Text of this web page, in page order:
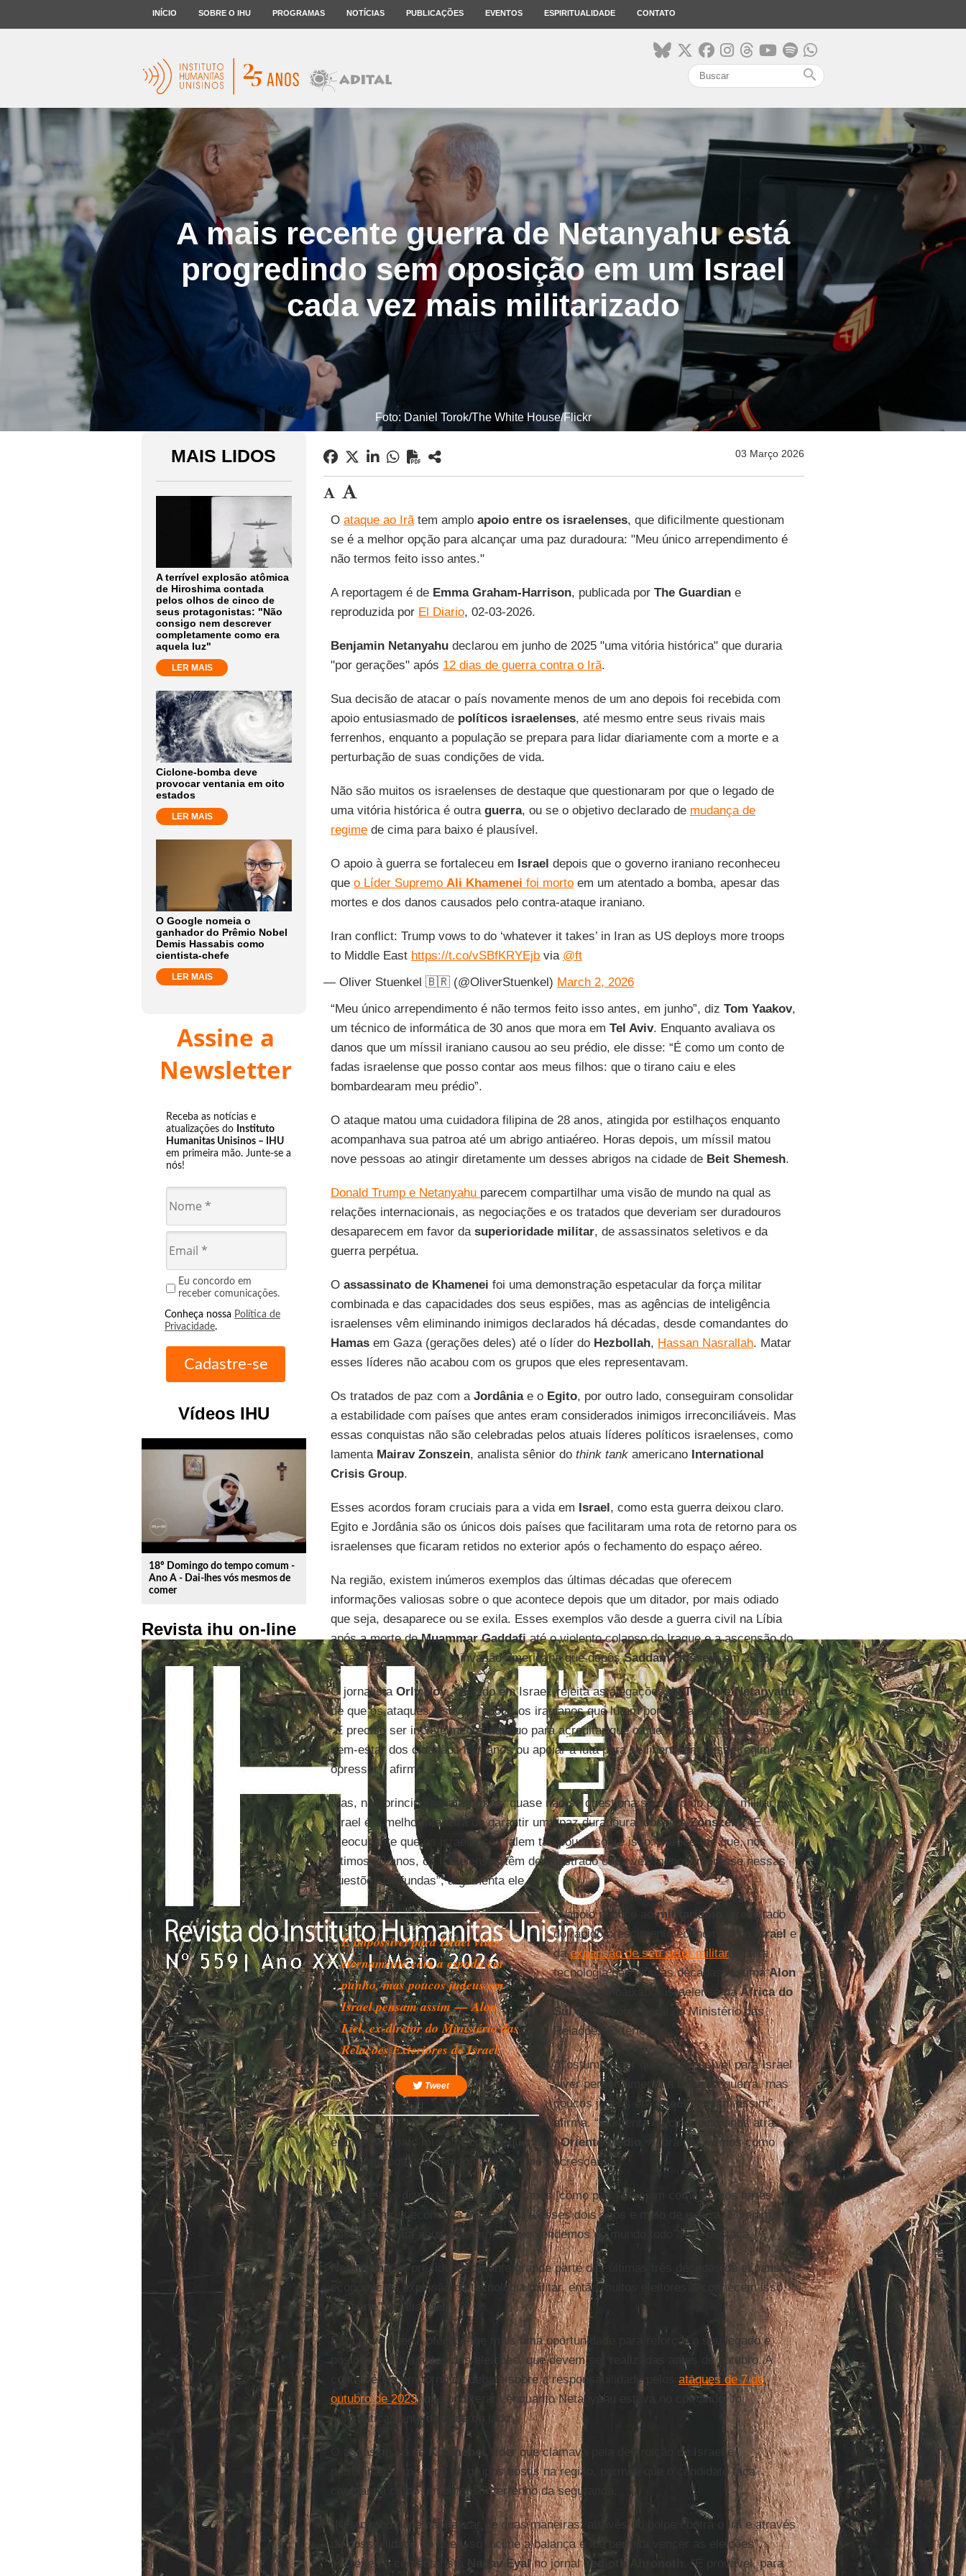
INÍCIO SOBRE O IHU PROGRAMAS NOTÍCIAS PUBLICAÇÕES EVENTOS ESPIRITUALIDADE CONTATO
search
A mais recente guerra de Netanyahu está
progredindo sem oposição em um Israel
cada vez mais militarizado
Foto: Daniel Torok/The White House/Flickr
MAIS LIDOS
A terrível explosão atômica
de Hiroshima contada
pelos olhos de cinco de
seus protagonistas: "Não
consigo nem descrever
completamente como era
aquela luz"
LER MAIS
Ciclone-bomba deve
provocar ventania em oito
estados
LER MAIS
O Google nomeia o
ganhador do Prêmio Nobel
Demis Hassabis como
cientista-chefe
LER MAIS
Assine a
Newsletter
Receba as notícias e
atualizações do Instituto
Humanitas Unisinos – IHU
em primeira mão. Junte-se a
nós!
Eu concordo em
receber comunicações.
Conheça nossa Política de
Privacidade.
Vídeos IHU
play_circle_outline
18º Domingo do tempo comum -
Ano A - Dai-lhes vós mesmos de
comer
Revista ihu on-line
03 Março 2026
O ataque ao Irãtem amplo apoio entre os israelenses, que dificilmente questionam
se é a melhor opção para alcançar uma paz duradoura: "Meu único arrependimento é
não termos feito isso antes."
A reportagem é de Emma Graham-Harrison, publicada por The Guardiane
reproduzida por El Diario, 02-03-2026.
Benjamin Netanyahudeclarou em junho de 2025 "uma vitória histórica" ​​que duraria
"por gerações" após 12 dias de guerra contra o Irã.
Sua decisão de atacar o país novamente menos de um ano depois foi recebida com
apoio entusiasmado de políticos israelenses, até mesmo entre seus rivais mais
ferrenhos, enquanto a população se prepara para lidar diariamente com a morte e a
perturbação de suas condições de vida.
Não são muitos os israelenses de destaque que questionaram por que o legado de
uma vitória histórica é outra guerra, ou se o objetivo declarado de mudança de
regimede cima para baixo é plausível.
O apoio à guerra se fortaleceu em Israel depois que o governo iraniano reconheceu
que o Líder Supremo Ali Khamenei foi mortoem um atentado a bomba, apesar das
mortes e dos danos causados ​​pelo contra-ataque iraniano.
Iran conflict: Trump vows to do ‘whatever it takes’ in Iran as US deploys more troops
to Middle East https://t.co/vSBfKRYEjbvia @ft
— Oliver Stuenkel 🇧🇷 (@OliverStuenkel) March 2, 2026
“Meu único arrependimento é não termos feito isso antes, em junho”, diz Tom Yaakov,
um técnico de informática de 30 anos que mora em Tel Aviv. Enquanto avaliava os
danos que um míssil iraniano causou ao seu prédio, ele disse: “É como um conto de
fadas israelense que posso contar aos meus filhos: que o tirano caiu e eles
bombardearam meu prédio”.
O ataque matou uma cuidadora filipina de 28 anos, atingida por estilhaços enquanto
acompanhava sua patroa até um abrigo antiaéreo. Horas depois, um míssil matou
nove pessoas ao atingir diretamente um desses abrigos na cidade de Beit Shemesh.
Donald Trump e Netanyahu parecem compartilhar uma visão de mundo na qual as
relações internacionais, as negociações e os tratados que deveriam ser duradouros
desaparecem em favor da superioridade militar, de assassinatos seletivos e da
guerra perpétua.
O assassinato de Khamenei foi uma demonstração espetacular da força militar
combinada e das capacidades dos seus espiões, mas as agências de inteligência
israelenses vêm eliminando inimigos declarados há décadas, desde comandantes do
Hamasem Gaza (gerações deles) até o líder do Hezbollah, Hassan Nasrallah. Matar
esses líderes não acabou com os grupos que eles representavam.
Os tratados de paz com a Jordâniae o Egito, por outro lado, conseguiram consolidar
a estabilidade com países que antes eram considerados inimigos irreconciliáveis. Mas
essas conquistas não são celebradas pelos atuais líderes políticos israelenses, como
lamenta Mairav ​​Zonszein, analista sênior do think tankamericano International
Crisis Group.
Esses acordos foram cruciais para a vida em Israel, como esta guerra deixou claro.
Egito e Jordânia são os únicos dois países que facilitaram uma rota de retorno para os
israelenses que ficaram retidos no exterior após o fechamento do espaço aéreo.
Na região, existem inúmeros exemplos das últimas décadas que oferecem
informações valiosas sobre o que acontece depois que um ditador, por mais odiado
que seja, desaparece ou se exila. Esses exemplos vão desde a guerra civil na Líbia
após a morte deMuammar Gaddafiaté o violento colapso do Iraque e a ascensão do
Estado Islâmico após a invasão americana que depôsSaddam Husseinem 2003.
O jornalista Orly Noy, nascido em Israel, rejeita as alegações deTrumpeNetanyahu
de que os ataques visavam apoiar os iranianos que lutam por mudanças em seu país.
"É preciso ser incrivelmente ingênuo para acreditar que o que importa para eles é o
bem-estar dos cidadãos iranianos ou apoiar a luta para se libertarem desse regime
opressor", afirma.
Mas, nas principais plataformas, quase não se questiona se o uso do poder militar por
Israel é a melhor maneira de garantir uma paz duradoura, observaZonszein. “É
preocupante que os israelenses falem tão pouco sobre isso. Parece-me que, nos
últimos 20 anos, os israelenses têm demonstrado cada vez menos interesse nessas
questões profundas”, argumenta ele.
É impossível para Israel viver
eternamente com a espada em
punho, mas poucos judeus em
Israel pensam assim — Alon
Liel, ex-diretor do Ministério das
Relações Exteriores de Israel
Tweet
O apoio público aomilitarismo
é resultado
do rápido crescimento econômico de
Israele
daexpansão de seu setor militarde alta
tecnologia nas últimas décadas, estimaAlon
Liel , ex-embaixador israelense naÁfrica do
Sule ex-diretor-geral do Ministério das
Relações Exteriores.
“Costumo dizer que é impossível para Israel
viver perpetuamente à beira da guerra, mas
poucos judeus em Israel pensam assim”,
afirma. “Quarenta ou cinquenta anos atrás,
éramos um país muito fraco e pequeno noOriente Médio
. Agora nos vemos como
uma superpotência regional, no mínimo”, acrescenta.
“As pessoas dizem: ‘Nem temos 80 anos [como país] e vejam como somos fortes.
Vejam como a economia sobreviveu a esses dois anos e meio de guerra. E vejam
nossos arranha-céus e as armas que vendemos no mundo todo’”, ele destaca.
Netanyahu foi presidente durante grande parte das últimas três décadas de expansão
econômica e explosão da tecnologia militar, então muitos eleitores reconhecem isso,
em parte”, avaliaLiel
Esta nova guerra oferece-lhe mais uma oportunidade para reforçar o seu legado e
posição política antes das eleições, que devem ser realizadas antes de outubro. A
controvérsia em torno do debate sobre a responsabilidade pelos ataques de 7 de
outubro de 2023, que ocorreram enquanto Netanyahu estava no comando, foi
automaticamente deixada de lado.
O assassinato de Khamenei
, líder que clamava pela destruição de Israel e
patrocinava uma rede de grupos hostis na região, permite que o candidato faça
campanha como um defensor ferrenho da segurança.
“Netanyahu pode capitalizar de duas maneiras: através do golpe contra o Irã e através
da possibilidade de que isso incline a balança e lhe permita vencer as eleições”,
escreveu o comentarista
Nadav Eyalno jornalYedioth Ahronoth . “É provável, para